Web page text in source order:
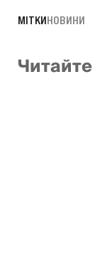
МІТКИНОВИНИ